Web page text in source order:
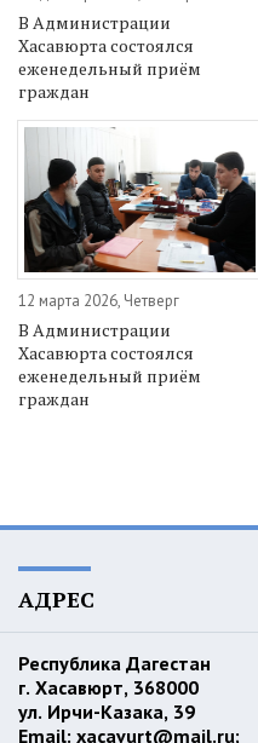
В Администрации
Хасавюрта состоялся
еженедельный приём
граждан
12 марта 2026, Четверг
В Администрации
Хасавюрта состоялся
еженедельный приём
граждан
АДРЕС
Республика Дагестан
г. Хасавюрт, 368000
ул. Ирчи-Казака, 39
Email: xacavurt@mail.ru;